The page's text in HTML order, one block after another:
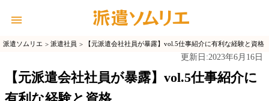
派遣ソムリエ 派遣社員 【元派遣会社社員が暴露】vol.5仕事紹介に有利な経験と資格
更新日:2023年6月16日
【元派遣会社社員が暴露】vol.5仕事紹介に